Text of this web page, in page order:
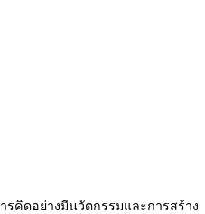
คิดอย่างมีนวัตกรรมและการสร้าง